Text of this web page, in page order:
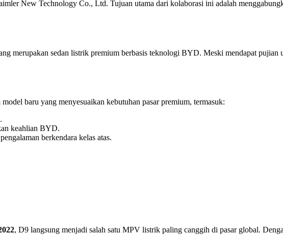
New Technology Co., Ltd. Tujuan utama dari kolaborasi ini adalah
merupakan sedan listrik premium berbasis teknologi BYD. Meski mendapat pujian
baru yang menyesuaikan kebutuhan pasar premium, termasuk:
keahlian BYD.
berkendara kelas atas.
, D9 langsung menjadi salah satu MPV listrik paling canggih di pasar global.